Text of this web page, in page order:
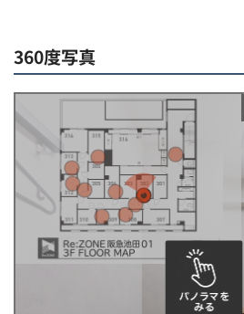
360度写真